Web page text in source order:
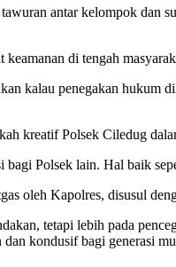
antar kelompok
di tengah
kalau penegakan hukum
kreatif Polsek Ciledug
Polsek lain. Hal baik
oleh Kapolres, disusul
tetapi lebih pada
kondusif bagi generasi